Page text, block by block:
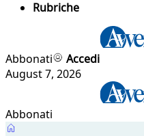
Rubriche
Abbonati
Accedi
August 7, 2026
Abbonati